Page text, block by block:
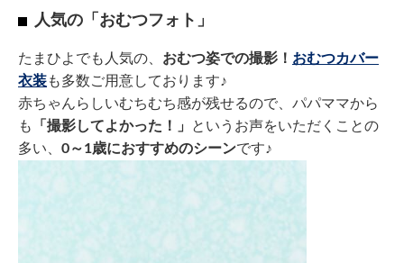
人気の「おむつフォト」
たまひよでも人気の、 おむつ姿での撮影！ おむつカバー
衣装も多数ご用意しております♪
赤ちゃんらしいむちむち感が残せるので、パパママから
も
「撮影してよかった！」
というお声をいただくことの
多い、 0～1歳におすすめのシーンです♪